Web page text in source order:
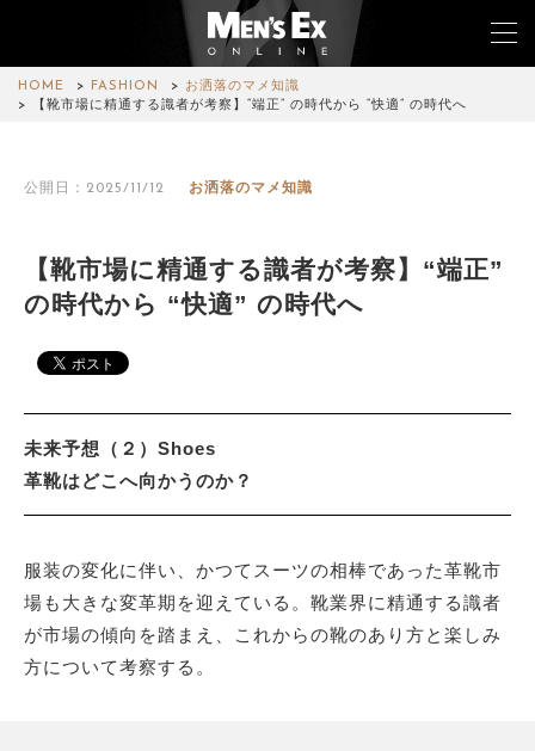
HOME FASHION
お洒落のマメ知識
【靴市場に精通する識者が考察】“端正” の時代から “快適” の時代へ
公開日：2025/11/12 お洒落のマメ知識
【靴市場に精通する識者が考察】“端正”
の時代から “快適” の時代へ
未来予想（２）Shoes
革靴はどこへ向かうのか？
服装の変化に伴い、かつてスーツの相棒であった革靴市
場も大きな変革期を迎えている。靴業界に精通する識者
が市場の傾向を踏まえ、これからの靴のあり方と楽しみ
方について考察する。
WATCH
CAR&BIKE
LIFESTYLE
MAGAZINE
サイトマップ